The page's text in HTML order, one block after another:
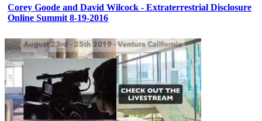
Corey Goode and David Wilcock - Extraterrestrial Disclosure
Online Summit 8-19-2016